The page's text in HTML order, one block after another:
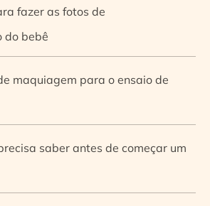
fazer as fotos de
do bebê
maquiagem para o ensaio de
saber antes de começar um